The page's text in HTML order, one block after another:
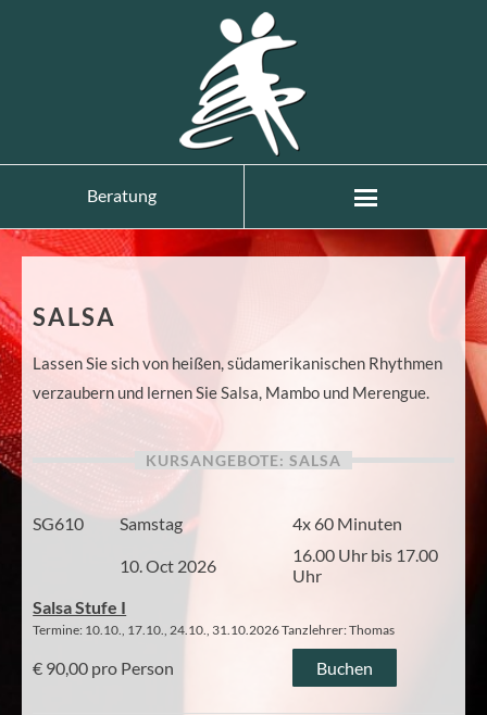
Beratung
SALSA
Lassen Sie sich von heißen, südamerikanischen Rhythmen
verzaubern und lernen Sie Salsa, Mambo und Merengue.
KURSANGEBOTE: SALSA
SG610 Samstag 4x 60 Minuten
10. Oct 2026
16.00 Uhr bis 17.00
Uhr
Salsa Stufe I
Termine: 10.10., 17.10., 24.10., 31.10.2026 Tanzlehrer: Thomas
€ 90,00 pro Person Buchen